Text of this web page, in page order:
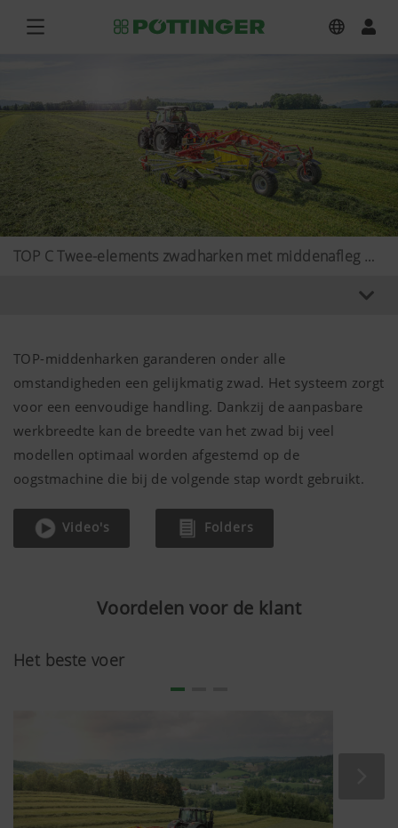
TOP C Twee-elements zwadharken met middenafleg met transportchassis
TOP-middenharken garanderen onder alle
omstandigheden een gelijkmatig zwad. Het systeem zorgt
voor een eenvoudige handling. Dankzij de aanpasbare
werkbreedte kan de breedte van het zwad bij veel
modellen optimaal worden afgestemd op de
oogstmachine die bij de volgende stap wordt gebruikt.
Video's Folders
Voordelen voor de klant
Het beste voer